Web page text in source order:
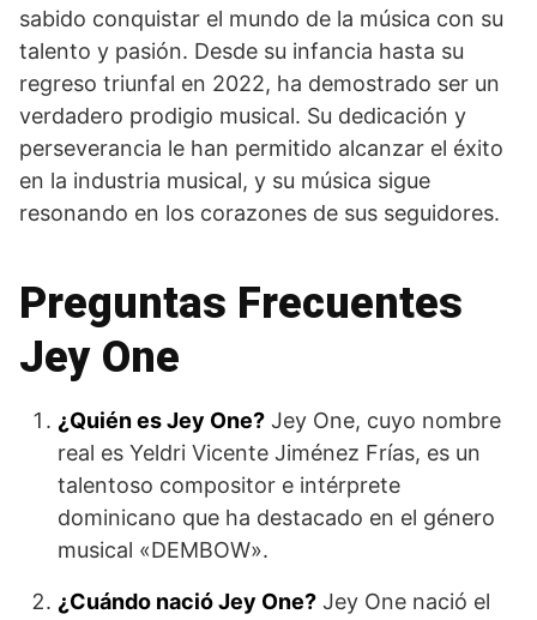
sabido conquistar el mundo de la música con su
talento y pasión. Desde su infancia hasta su
regreso triunfal en 2022, ha demostrado ser un
verdadero prodigio musical. Su dedicación y
perseverancia le han permitido alcanzar el éxito
en la industria musical, y su música sigue
resonando en los corazones de sus seguidores.
Preguntas Frecuentes
Jey One
¿Quién es Jey One? Jey One, cuyo nombre
real es Yeldri Vicente Jiménez Frías, es un
talentoso compositor e intérprete
dominicano que ha destacado en el género
musical «DEMBOW».
¿Cuándo nació Jey One? Jey One nació el